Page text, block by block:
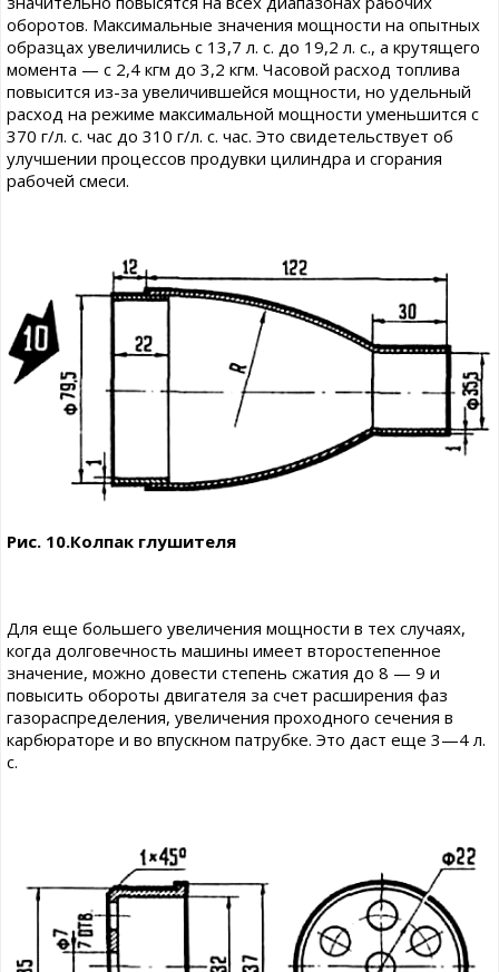
оборотов. Максимальные значения мощности на опытных
образцах увеличились с 13,7 л. с. до 19,2 л. с., а крутящего
момента — с 2,4 кгм до 3,2 кгм. Часовой расход топлива
повысится из-за увеличившейся мощности, но удельный
расход на режиме максимальной мощности уменьшится с
370 г/л. с. час до 310 г/л. с. час. Это свидетельствует об
улучшении процессов продувки цилиндра и сгорания
рабочей смеси.
Рис. 10.Колпак глушителя
Для еще большего увеличения мощности в тех случаях,
когда долговечность машины имеет второстепенное
значение, можно довести степень сжатия до 8 — 9 и
повысить обороты двигателя за счет расширения фаз
газораспределения, увеличения проходного сечения в
карбюраторе и во впускном патрубке. Это даст еще 3—4 л.
с.